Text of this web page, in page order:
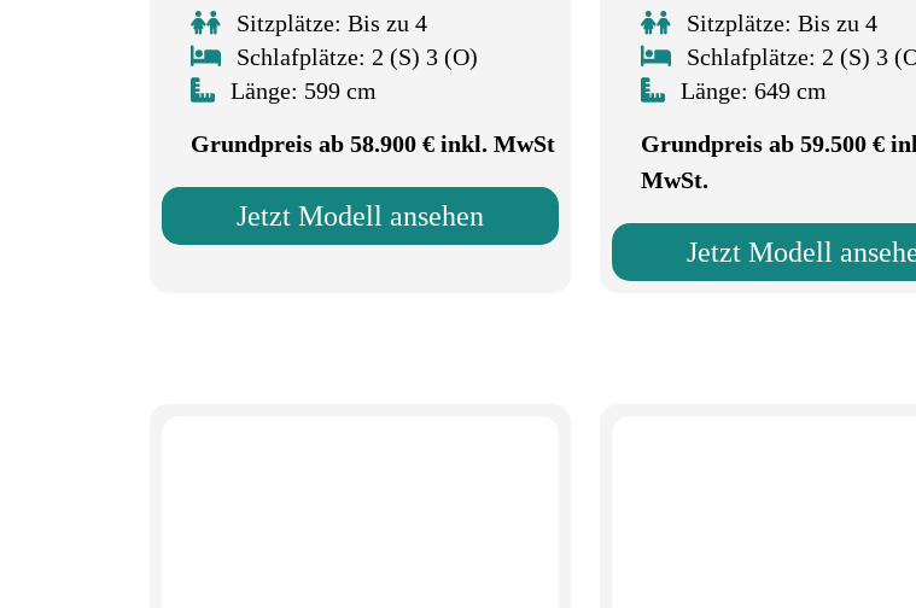
Sitzplätze: Bis zu 4
Schlafplätze: 2 (S) 3 (O)
Länge: 599 cm
Grundpreis ab 58.900 € inkl. MwSt
Jetzt Modell ansehen
Sitzplätze: Bis zu 4
Schlafplätze: 2 (S) 3
Länge: 649 cm
Grundpreis ab 59.500 €
MwSt.
Jetzt Modell